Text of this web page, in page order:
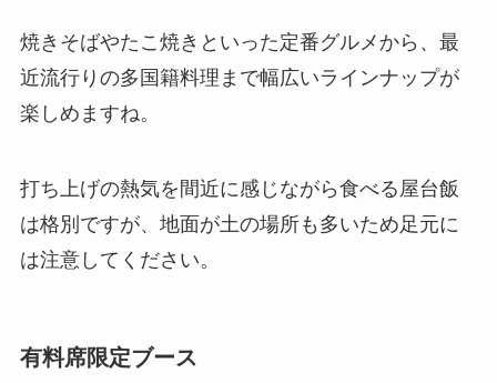
焼きそばやたこ焼きといった定番グルメから、最
近流行りの多国籍料理まで幅広いラインナップが
楽しめますね。
打ち上げの熱気を間近に感じながら食べる屋台飯
は格別ですが、地面が土の場所も多いため足元に
は注意してください。
有料席限定ブース